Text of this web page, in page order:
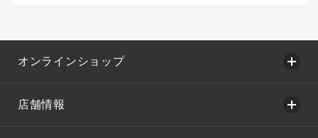
オンラインショップ
店舗情報